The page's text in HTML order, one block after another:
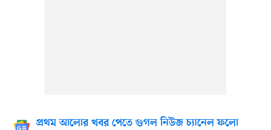
প্রথম আলোর খবর পেতে গুগল নিউজ চ্যানেল ফলো